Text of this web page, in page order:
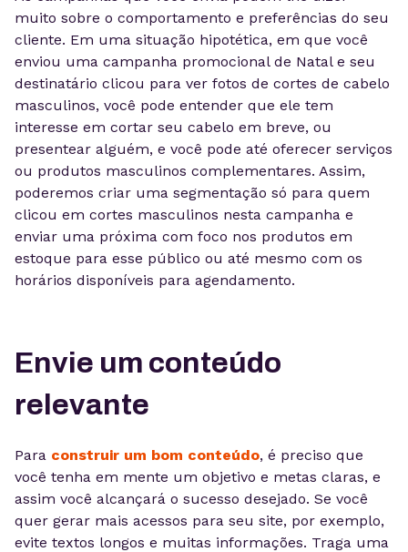
muito sobre o comportamento e preferências do seu
cliente. Em uma situação hipotética, em que você
enviou uma campanha promocional de Natal e seu
destinatário clicou para ver fotos de cortes de cabelo
masculinos, você pode entender que ele tem
interesse em cortar seu cabelo em breve, ou
presentear alguém, e você pode até oferecer serviços
ou produtos masculinos complementares. Assim,
poderemos criar uma segmentação só para quem
clicou em cortes masculinos nesta campanha e
enviar uma próxima com foco nos produtos em
estoque para esse público ou até mesmo com os
horários disponíveis para agendamento.
Envie um conteúdo
relevante
Para construir um bom conteúdo, é preciso que
você tenha em mente um objetivo e metas claras, e
assim você alcançará o sucesso desejado. Se você
quer gerar mais acessos para seu site, por exemplo,
evite textos longos e muitas informações. Traga uma